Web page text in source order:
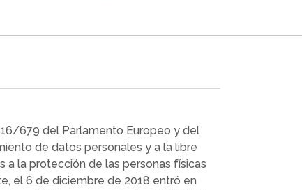
679 del Parlamento Europeo y del
de datos personales y a la libre
la protección de las personas físicas
el 6 de diciembre de 2018 entró en